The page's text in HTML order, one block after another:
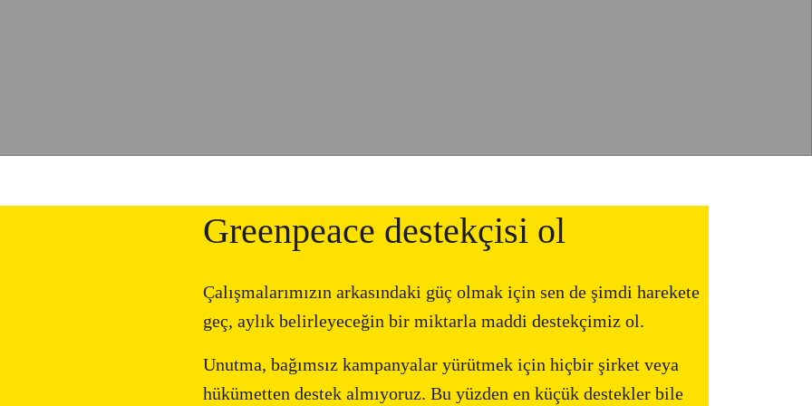
Greenpeace destekçisi ol
Çalışmalarımızın arkasındaki güç olmak için sen de şimdi harekete
geç, aylık belirleyeceğin bir miktarla maddi destekçimiz ol.
Unutma, bağımsız kampanyalar yürütmek için hiçbir şirket veya
hükümetten destek almıyoruz. Bu yüzden en küçük destekler bile